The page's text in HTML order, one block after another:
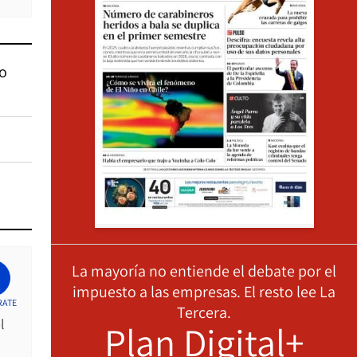
La mayoría no entiende el debate por el
impuesto a las empresas. El resto lee La
Tercera.
Plan Digital+